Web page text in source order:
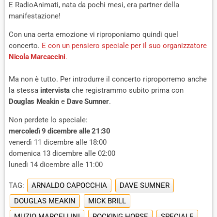
E RadioAnimati, nata da pochi mesi, era partner della
manifestazione!
Con una certa emozione vi riproponiamo quindi quel
concerto. E con un pensiero speciale per il suo organizzatore
Nicola Marcaccini.
Ma non è tutto. Per introdurre il concerto riproporremo anche
la stessa intervista che registrammo subito prima con
Douglas Meakine Dave Sumner.
Non perdete lo speciale:
mercoledì 9 dicembre alle 21:30
venerdì 11 dicembre alle 18:00
domenica 13 dicembre alle 02:00
lunedì 14 dicembre alle 11:00
TAG: ARNALDO CAPOCCHIA
DAVE SUMNER
DOUGLAS MEAKIN
MICK BRILL